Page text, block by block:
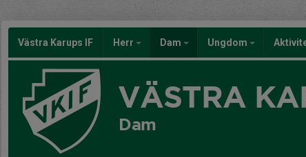
Västra Karups IF Herr Dam Ungdom
VÄSTRA
Dam